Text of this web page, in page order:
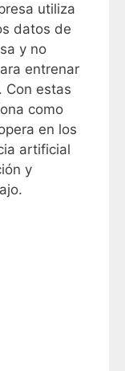
utiliza
datos de
y no
entrenar
Con estas
como
en los
artificial
y